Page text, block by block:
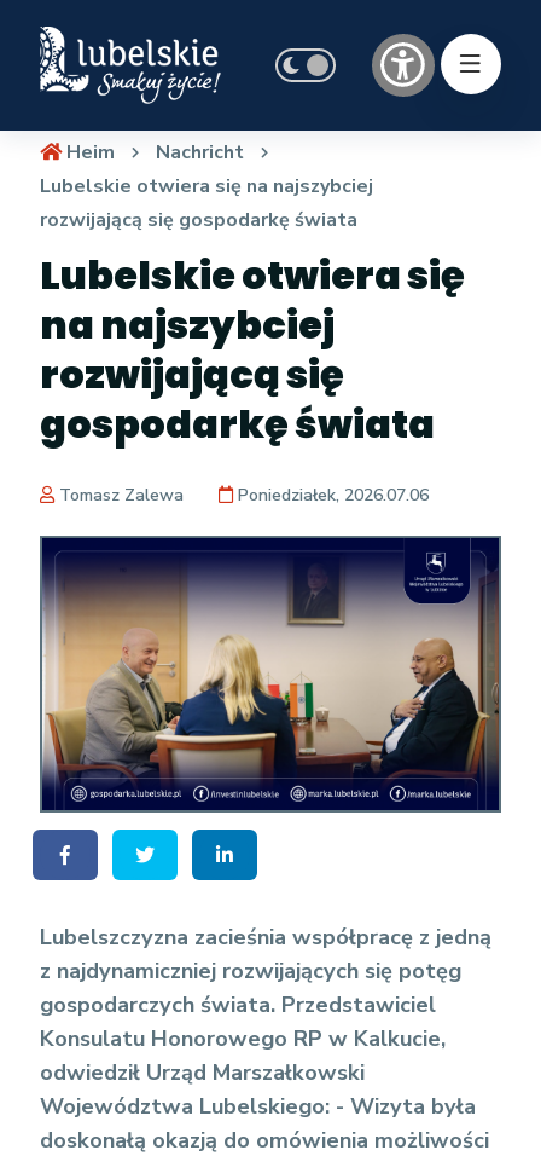
Heim
Nachricht
Lubelskie otwiera się na najszybciej
rozwijającą się gospodarkę świata
Lubelskie otwiera się
na najszybciej
rozwijającą się
gospodarkę świata
Tomasz Zalewa Poniedziałek, 2026.07.06
Lubelszczyzna zacieśnia współpracę z jedną
z najdynamiczniej rozwijających się potęg
gospodarczych świata. Przedstawiciel
Konsulatu Honorowego RP w Kalkucie,
odwiedził Urząd Marszałkowski
Województwa Lubelskiego: - Wizyta była
doskonałą okazją do omówienia możliwości